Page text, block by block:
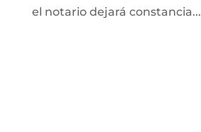
el notario dejará constancia...